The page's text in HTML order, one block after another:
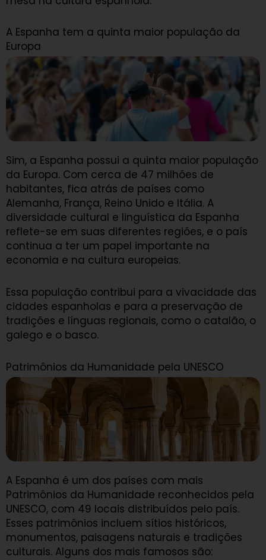
A Espanha tem a quinta maior população da
Europa
Sim, a Espanha possui a quinta maior população
da Europa. Com cerca de 47 milhões de
habitantes, fica atrás de países como
Alemanha, França, Reino Unido e Itália. A
diversidade cultural e linguística da Espanha
reflete-se em suas diferentes regiões, e o país
continua a ter um papel importante na
economia e na cultura europeias.
Essa população contribui para a vivacidade das
cidades espanholas e para a preservação de
tradições e línguas regionais, como o catalão, o
galego e o basco.
Patrimônios da Humanidade pela UNESCO
A Espanha é um dos países com mais
Patrimônios da Humanidade reconhecidos pela
UNESCO, com 49 locais distribuídos pelo país.
Esses patrimônios incluem sítios históricos,
monumentos, paisagens naturais e tradições
culturais. Alguns dos mais famosos são: